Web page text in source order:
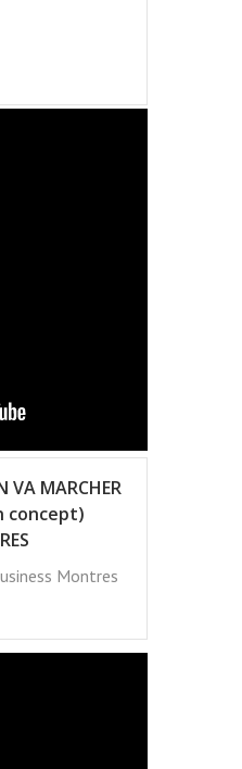
VA MARCHER
concept)
Montres